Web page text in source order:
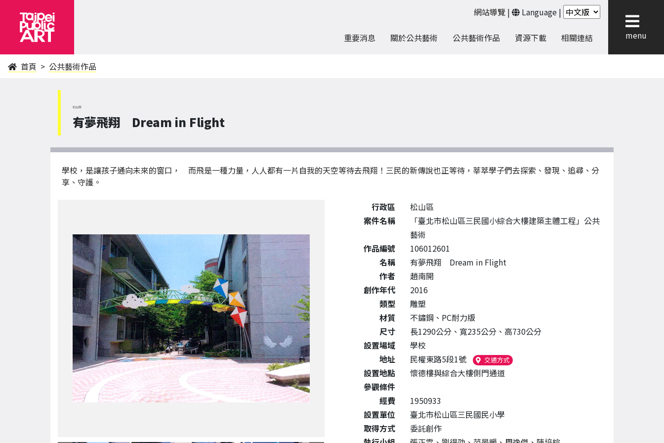
網站導覽 | Language |
重要消息 關於公共藝術 公共藝術作品 資源下載 相關連結 menu
首頁 公共藝術作品
松山區
有夢飛翔 Dream in Flight
學校，是讓孩子通向未來的窗口， 而飛是一種力量，人人都有一片自我的天空等待去飛翔！三民的新傳說也正等待，莘萃學子們去探索、發現、追尋、分
享、守護。
公共藝術作品詳細資料
行政區
松山區
案件名稱
「臺北市松山區三民國小綜合大樓建築主體工程」公共
藝術
作品編號
106012601
名稱
有夢飛翔 Dream in Flight
作者
趙南開
創作年代
2016
類型
雕塑
材質
不鏽鋼、PC耐力版
尺寸
長1290公分、寬235公分、高730公分
設置場域
學校
地址
民權東路5段1號 交通方式（另開新視窗）
設置地點
懷德樓與綜合大樓側門通道
參觀條件
經費
1950933
設置單位
臺北市松山區三民國民小學
取得方式
委託創作